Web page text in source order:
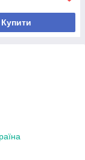
Купити